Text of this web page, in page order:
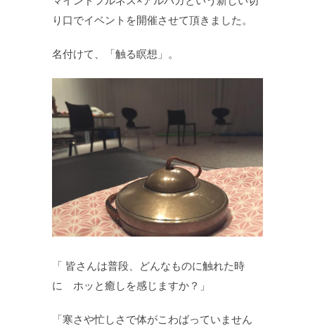
り口でイベントを開催させて頂きました。
名付けて、「触る瞑想」。
「 皆さんは普段、どんなものに触れた時
に ホッと癒しを感じますか？」
「寒さや忙しさで体がこわばっていません